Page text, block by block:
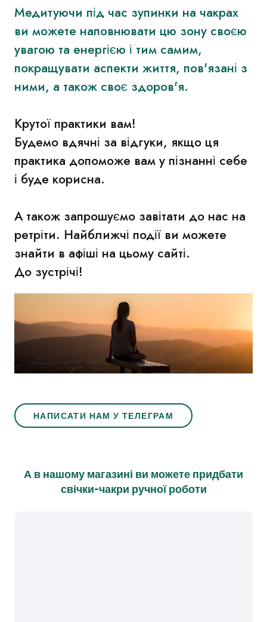
Медитуючи під час зупинки на чакрах
ви можете наповнювати цю зону своєю
увагою та енергією і тим самим,
покращувати аспекти життя, пов'язані з
ними, а також своє здоров'я.
Крутої практики вам!
Будемо вдячні за відгуки, якщо ця
практика допоможе вам у пізнанні себе
і буде корисна.
А також запрошуємо завітати до нас на
ретріти. Найближчі події ви можете
знайти в афіші на цьому сайті.
До зустрічі!
НАПИСАТИ НАМ У ТЕЛЕГРАМ
А в нашому магазині ви можете придбати
свічки-чакри ручної роботи